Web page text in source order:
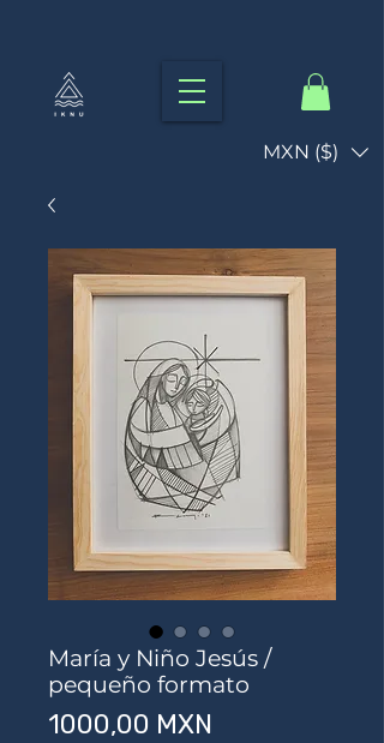
MXN ($)
María y Niño Jesús /
pequeño formato
1000,00 MXN